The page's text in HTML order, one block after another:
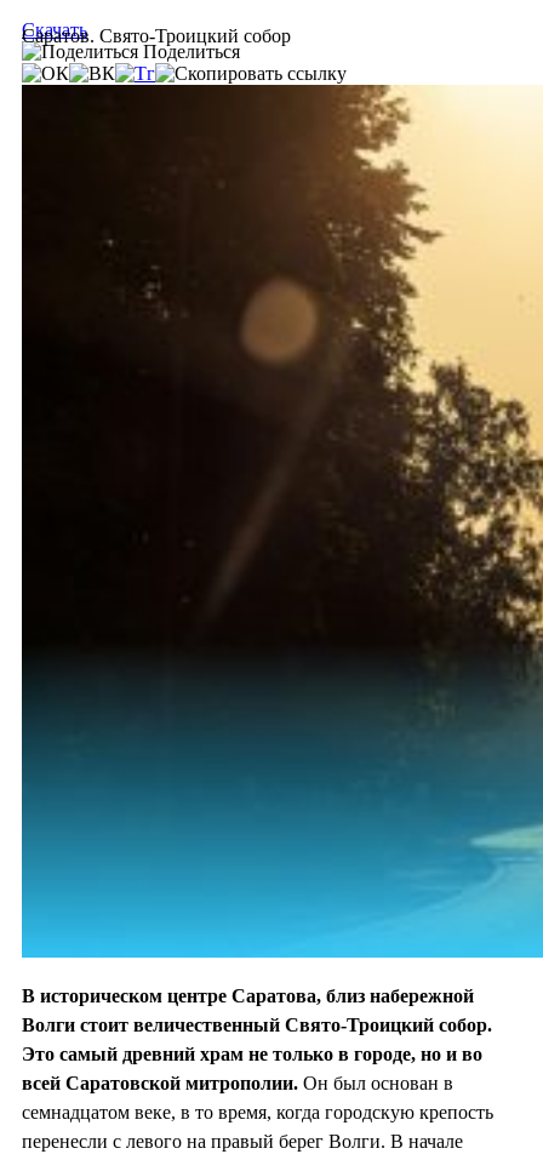
Саратов. Свято-Троицкий собор
Скачать
Поделиться
В историческом центре Саратова, близ набережной
Волги стоит величественный Свято-Троицкий собор.
Это самый древний храм не только в городе, но и во
всей Саратовской митрополии. Он был основан в
семнадцатом веке, в то время, когда городскую крепость
перенесли с левого на правый берег Волги. В начале